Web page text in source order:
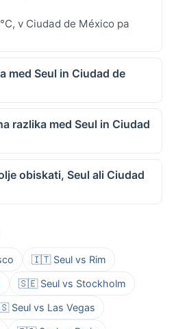
v Ciudad de México pa
med Seul in Ciudad de
razlika med Seul in Ciudad
obiskati, Seul ali Ciudad
🇮🇹 Seul vs Rim
🇸🇪 Seul vs Stockholm
Seul vs Las Vegas